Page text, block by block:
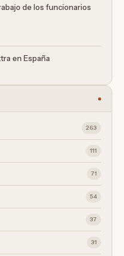
de los funcionarios
en España
263
111
71
54
37
31